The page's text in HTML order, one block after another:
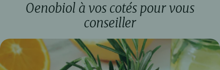
Oenobiol à vos cotés pour vous
conseiller